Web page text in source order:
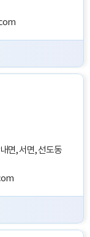
면, 서면, 선도동